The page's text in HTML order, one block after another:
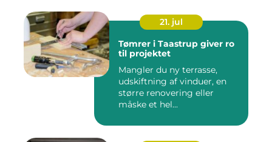
21. jul
Tømrer i Taastrup giver ro
til projektet
Mangler du ny terrasse,
udskiftning af vinduer, en
større renovering eller
måske et hel...